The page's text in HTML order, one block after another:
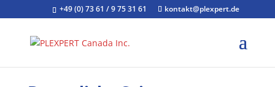
+49 (0) 73 61 / 9 75 31 61 kontakt@plexpert.de